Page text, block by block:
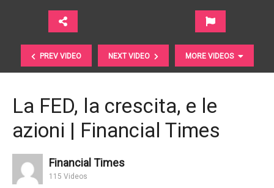
PREV VIDEO NEXT VIDEO MORE VIDEOS
La FED, la crescita, e le
azioni | Financial Times
Financial Times
115 Videos